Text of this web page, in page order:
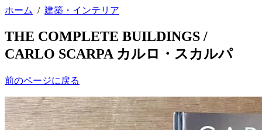
ホーム / 建築・インテリア
THE COMPLETE BUILDINGS /
CARLO SCARPA カルロ・スカルパ
前のページに戻る